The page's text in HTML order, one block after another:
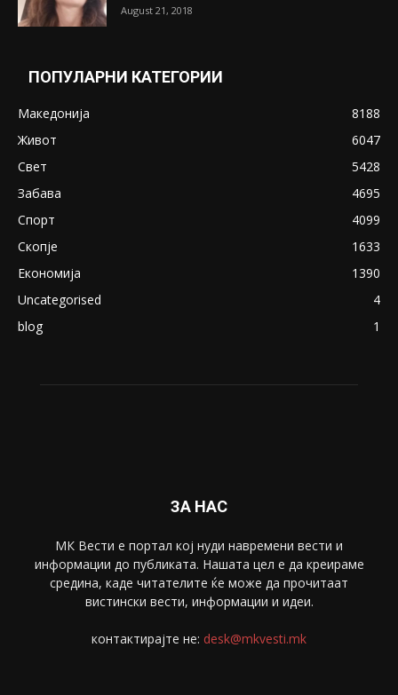
August 21, 2018
ПОПУЛАРНИ КАТЕГОРИИ
Македонија
8188
Живот
6047
Свет
5428
Забава
4695
Спорт
4099
Скопје
1633
Економија
1390
Uncategorised
4
blog
1
ЗА НАС
МК Вести е портал коj нуди навремени вести и
информации до публиката. Нашата цел е да креираме
средина, каде читателите ќе може да прочитаат
вистински вести, информации и идеи.
контактирајте не: desk@mkvesti.mk